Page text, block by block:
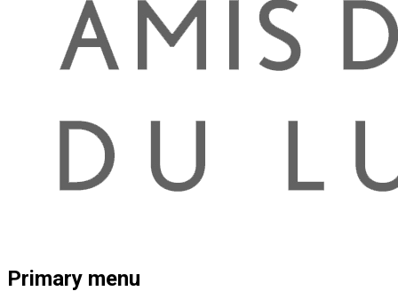
Primary menu